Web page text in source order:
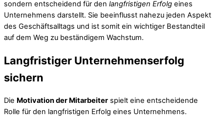
sondern entscheidend für den langfristigen Erfolg eines
Unternehmens darstellt. Sie beeinflusst nahezu jeden Aspekt
des Geschäftsalltags und ist somit ein wichtiger Bestandteil
auf dem Weg zu beständigem Wachstum.
Langfristiger Unternehmenserfolg
sichern
Die Motivation der Mitarbeiter spielt eine entscheidende
Rolle für den langfristigen Erfolg eines Unternehmens.